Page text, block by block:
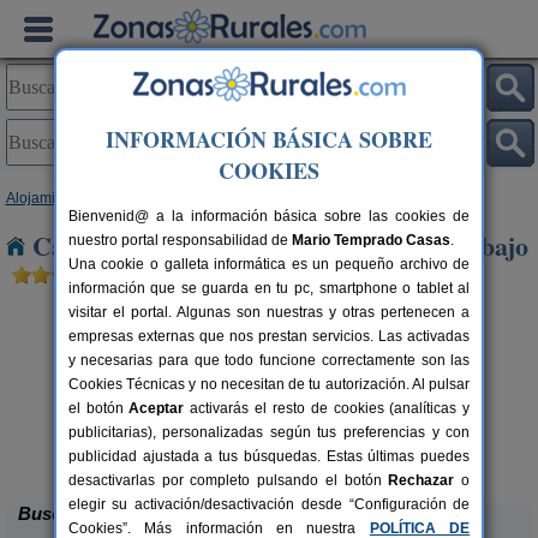
Alojamientos
Casas Rurales cerca de Villaverde de Abajo
8+1 pers.
desde27 €
Complejo Rural Aguas Frías
La Omañuela (León)
Buscar
INFORMACIÓN BÁSICA SOBRE
COOKIES
Bienvenid@ a la información básica sobre las cookies de
nuestro portal responsabilidad de Mario Temprado Casas.
Una cookie o galleta informática es un pequeño archivo de
información que se guarda en tu pc, smartphone o tablet al
visitar el portal. Algunas son nuestras y otras pertenecen a
empresas externas que nos prestan servicios. Las activadas
y necesarias para que todo funcione correctamente son las
Cookies Técnicas y no necesitan de tu autorización. Al pulsar
el botónAceptar activarás el resto de cookies (analíticas y
publicitarias), personalizadas según tus preferencias y con
publicidad ajustada a tus búsquedas. Estas últimas puedes
desactivarlas por completo pulsando el botón Rechazar o
elegir su activación/desactivación desde “Configuración de
Cookies”. Más información en nuestra
POLÍTICA DE